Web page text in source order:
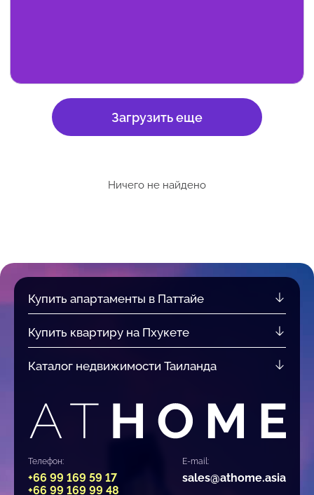
Загрузить еще
Ничего не найдено
Купить апартаменты в Паттайе
Купить квартиру на Пхукете
Каталог недвижимости Таиланда
Телефон:
+66 99 169 59 17
+66 99 169 99 48
E-mail:
sales@athome.asia